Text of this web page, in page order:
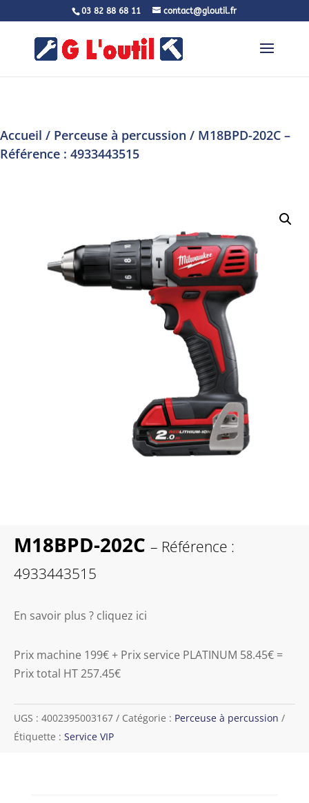
03 82 88 68 11 contact@gloutil.fr
Accueil / Perceuse à percussion / M18BPD-202C –
Référence : 4933443515
M18BPD-202C – Référence :
4933443515
En savoir plus ? cliquez ici
Prix machine 199€ + Prix service PLATINUM 58.45€ =
Prix total HT 257.45€
UGS : 4002395003167 Catégorie : Perceuse à percussion
Étiquette : Service VIP